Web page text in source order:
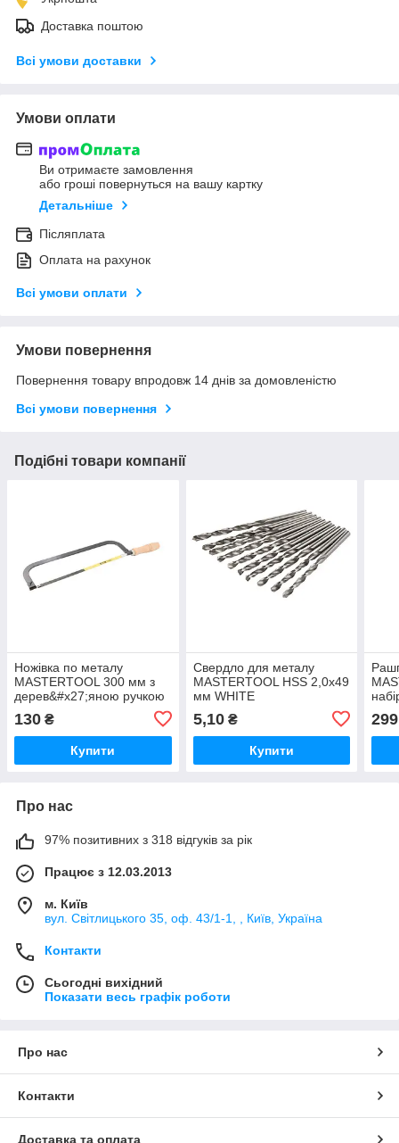
Доставка поштою
Всі умови доставки
Умови оплати
Ви отримаєте замовлення
або гроші повернуться на вашу картку
Детальніше
Післяплата
Оплата на рахунок
Всі умови оплати
Умови повернення
Повернення товару впродовж 14 днів за домовленістю
Всі умови повернення
Подібні товари компанії
Ножівка по металу
MASTERTOOL 300 мм з
дерев&#x27;яною ручкою
130 ₴
Купити
Свердло для металу
MASTERTOOL HSS 2,0х49
мм WHITE
5,10₴
Купити
299
Про нас
97% позитивних з 318 відгуків за рік
Працює з 12.03.2013
м. Київ
вул. Світлицького 35, оф. 43/1-1, , Київ, Україна
Контакти
Сьогодні вихідний
Показати весь графік роботи
Про нас
Контакти
Доставка та оплата